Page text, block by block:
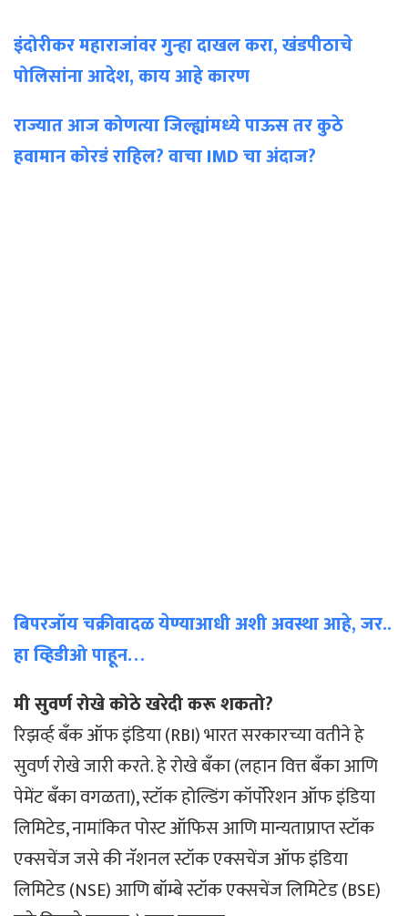
इंदोरीकर महाराजांवर गुन्हा दाखल करा, खंडपीठाचे
पोलिसांना आदेश, काय आहे कारण
राज्यात आज कोणत्या जिल्ह्यांमध्ये पाऊस तर कुठे
हवामान कोरडं राहिल? वाचा IMD चा अंदाज?
बिपरजॉय चक्रीवादळ येण्याआधी अशी अवस्था आहे, जर..
हा व्हिडीओ पाहून…
मी सुवर्ण रोखे कोठे खरेदी करू शकतो?
रिझर्व्ह बँक ऑफ इंडिया (RBI) भारत सरकारच्या वतीने हे
सुवर्ण रोखे जारी करते. हे रोखे बँका (लहान वित्त बँका आणि
पेमेंट बँका वगळता), स्टॉक होल्डिंग कॉर्पोरेशन ऑफ इंडिया
लिमिटेड, नामांकित पोस्ट ऑफिस आणि मान्यताप्राप्त स्टॉक
एक्सचेंज जसे की नॅशनल स्टॉक एक्सचेंज ऑफ इंडिया
लिमिटेड (NSE) आणि बॉम्बे स्टॉक एक्सचेंज लिमिटेड (BSE)